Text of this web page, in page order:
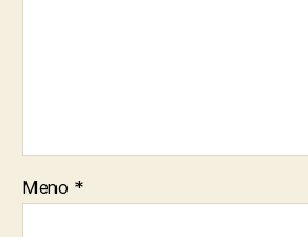
Meno *